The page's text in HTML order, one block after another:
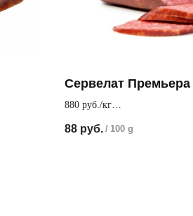
Сервелат Премьера
880 руб./кг
мельчайшему шпику
88 руб. / 100 g